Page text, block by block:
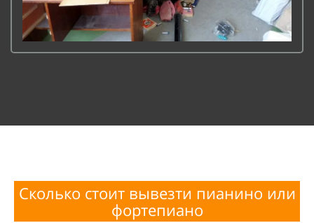
Сколько стоит вывезти пианино или
фортепиано